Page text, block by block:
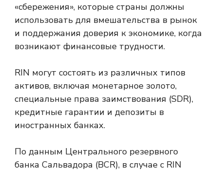
«сбережения», которые страны должны
использовать для вмешательства в рынок
и поддержания доверия к экономике, когда
возникают финансовые трудности.
RIN могут состоять из различных типов
активов, включая монетарное золото,
специальные права заимствования (SDR),
кредитные гарантии и депозиты в
иностранных банках.
По данным Центрального резервного
банка Сальвадора (BCR), в случае с RIN